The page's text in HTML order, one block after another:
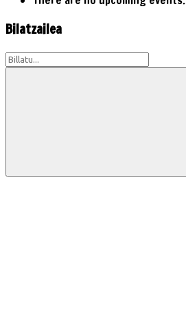
Bilatzailea
Search
for:
Search